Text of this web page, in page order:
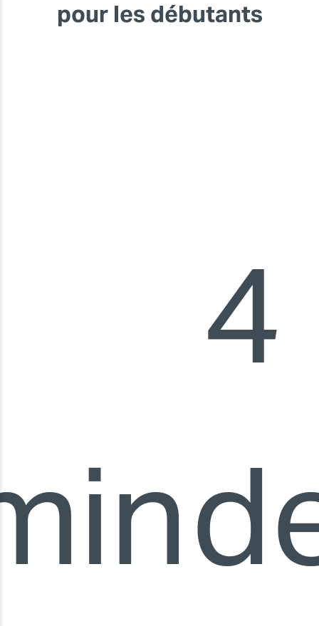
pour les débutants
4